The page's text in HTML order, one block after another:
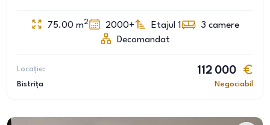
75.00 m2 2000+ Etajul 1 3 camere
Decomandat
Locație:
Bistrița
112 000
Negociabil